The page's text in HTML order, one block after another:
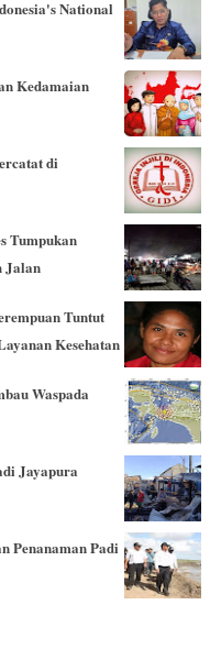
National
Kedamaian
di
Tumpukan
Jalan
Tuntut
Kesehatan
Waspada
Jayapura
Penanaman Padi